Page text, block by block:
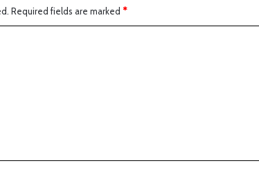
Required fields are marked *